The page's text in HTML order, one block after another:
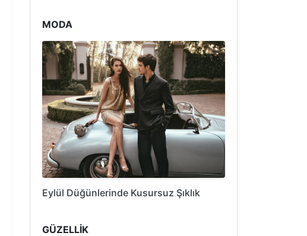
MODA
Eylül Düğünlerinde Kusursuz Şıklık
GÜZELLİK